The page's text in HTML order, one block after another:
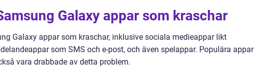
Galaxy appar som kraschar
Galaxy appar som kraschar, inklusive sociala medieappar likt
som SMS och e-post, och även spelappar. Populära appar
vara drabbade av detta problem.